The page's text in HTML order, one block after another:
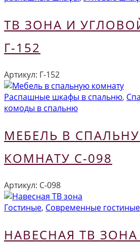
ТВ ЗОНА И
Г-152
Артикул: Г-152
Распашные шкафы в спальню,
комоды в спальню
МЕБЕЛЬ В
КОМНАТУ С-098
Артикул: С-098
Гостиные, Современные гостиные
НАВЕСНАЯ ТВ ЗОНА